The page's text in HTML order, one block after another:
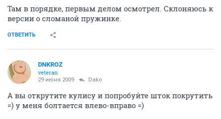
Там в порядке, первым делом осмотрел. Склоняюсь к
версии о сломаной пружинке.
ОТВЕТИТЬ
DNKROZ
veteran
29 июня 2009 Dako
А вы открутите кулису и попробуйте шток покрутить
=) у меня болтается влево-вправо =)